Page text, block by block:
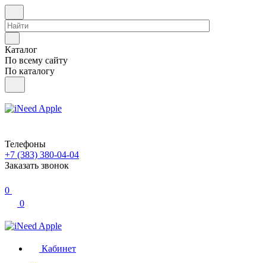
Каталог
По всему сайту
По каталогу
Телефоны
+7 (383) 380-04-04
Заказать звонок
0
0
Кабинет